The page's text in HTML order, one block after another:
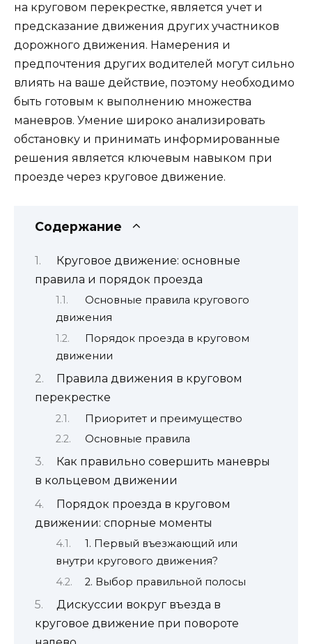
на круговом перекрестке, является учет и
предсказание движения других участников
дорожного движения. Намерения и
предпочтения других водителей могут сильно
влиять на ваше действие, поэтому необходимо
быть готовым к выполнению множества
маневров. Умение широко анализировать
обстановку и принимать информированные
решения является ключевым навыком при
проезде через круговое движение.
Содержание
Круговое движение: основные
правила и порядок проезда
Основные правила кругового
движения
Порядок проезда в круговом
движении
Правила движения в круговом
перекрестке
Приоритет и преимущество
Основные правила
Как правильно совершить маневры
в кольцевом движении
Порядок проезда в круговом
движении: спорные моменты
1. Первый въезжающий или
внутри кругового движения?
2. Выбор правильной полосы
Дискуссии вокруг въезда в
круговое движение при повороте